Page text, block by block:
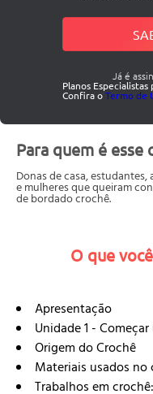
Já é
Planos
Confira oTermo de
Para quem é esse
Donas de casa,
e mulheres que queiram
de bordado crochê.
O que
Apresentação
Unidade 1 -
Origem do Crochê
Materiais usados no
Trabalhos em